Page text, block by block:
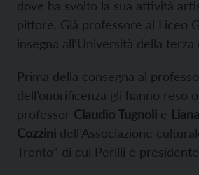
dove ha svolto la sua attività
pittore. Già professore al Liceo
insegna all’Università della terza
Prima della consegna al
dell’onorificenza gli hanno reso
professor Claudio Tugnoli e
Cozzini dell’Associazione
Trento” di cui Perilli è